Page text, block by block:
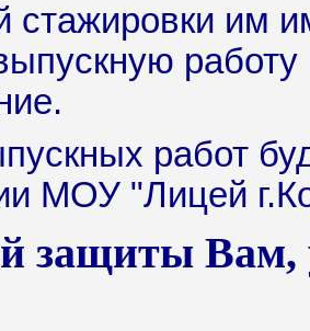
стажировки им
работу
работ
МОУ "Лицей
защиты Вам,